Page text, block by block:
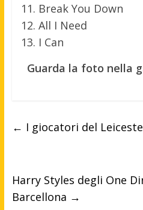
11. Break You Down
12. All I Need
13. I Can
Guarda la foto nella
← I giocatori del
Harry Styles degli One
Barcellona →